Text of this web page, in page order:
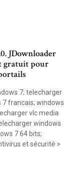
JDownloader
gratuit pour
7; telecharger
7 francais; windows
vlc media
windows
7 64 bits;
et sécurité >